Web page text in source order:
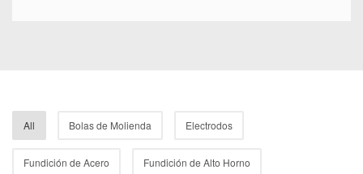
All Bolas de Molienda Electrodos
Fundición de Acero Fundición de Alto Horno